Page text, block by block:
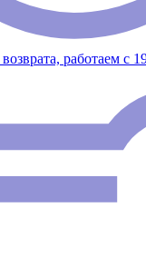
работаем с